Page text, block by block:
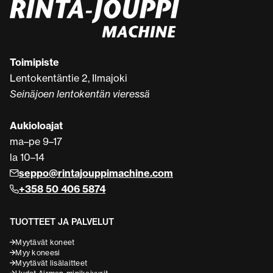
Toimipiste
Lentokentäntie 2, Ilmajoki
Seinäjoen lentokentän vieressä
Aukioloajat
ma–pe 9–17
la 10–14
seppo@rintajouppimachine.com
+358 50 406 5874
TUOTTEET JA PALVELUT
Myytävät koneet
Myy koneesi
Myytävät lisälaitteet